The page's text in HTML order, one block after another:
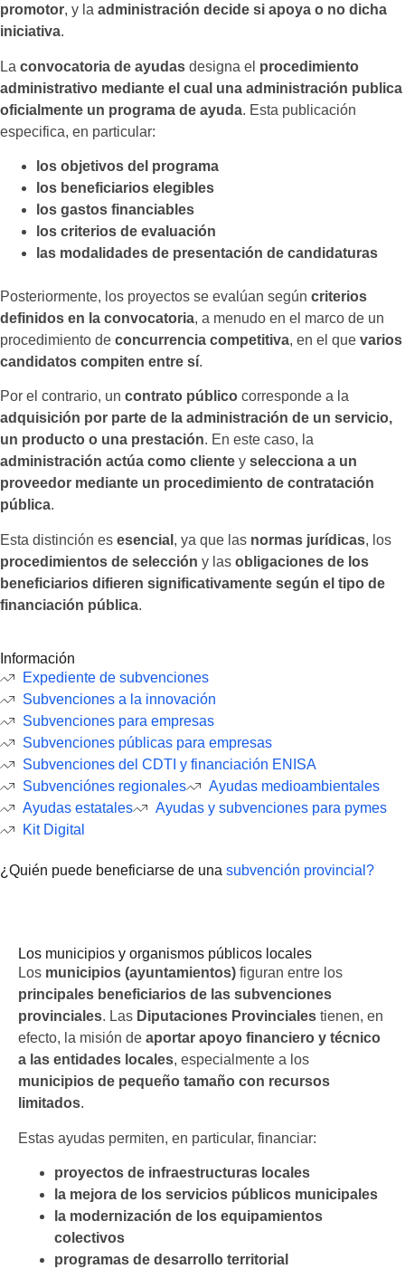
promotor, y la administración decide si apoya o no dicha
iniciativa.
La convocatoria de ayudas designa el procedimiento
administrativo mediante el cual una administración publica
oficialmente un programa de ayuda. Esta publicación
especifica, en particular:
los objetivos del programa
los beneficiarios elegibles
los gastos financiables
los criterios de evaluación
las modalidades de presentación de candidaturas
Posteriormente, los proyectos se evalúan según criterios
definidos en la convocatoria, a menudo en el marco de un
procedimiento de concurrencia competitiva, en el que varios
candidatos compiten entre sí.
Por el contrario, un contrato público corresponde a la
adquisición por parte de la administración de un servicio,
un producto o una prestación. En este caso, la
administración actúa como cliente y selecciona a un
proveedor mediante un procedimiento de contratación
pública.
Esta distinción es esencial , ya que las normas jurídicas, los
procedimientos de selección y las obligaciones de los
beneficiarios difieren significativamente según el tipo de
financiación pública.
Información
Expediente de subvenciones
Subvenciones a la innovación
Subvenciones para empresas
Subvenciones públicas para empresas
Subvenciones del CDTI y financiación ENISA
Subvenciónes regionales
Ayudas medioambientales
Ayudas estatales
Ayudas y subvenciones para pymes
Kit Digital
¿Quién puede beneficiarse de una subvención provincial?
Los municipios y organismos públicos locales
Los municipios (ayuntamientos) figuran entre los
principales beneficiarios de las subvenciones
provinciales. Las Diputaciones Provinciales tienen, en
efecto, la misión de aportar apoyo financiero y técnico
a las entidades locales, especialmente a los
municipios de pequeño tamaño con recursos
limitados.
Estas ayudas permiten, en particular, financiar:
proyectos de infraestructuras locales
la mejora de los servicios públicos municipales
la modernización de los equipamientos
colectivos
programas de desarrollo territorial